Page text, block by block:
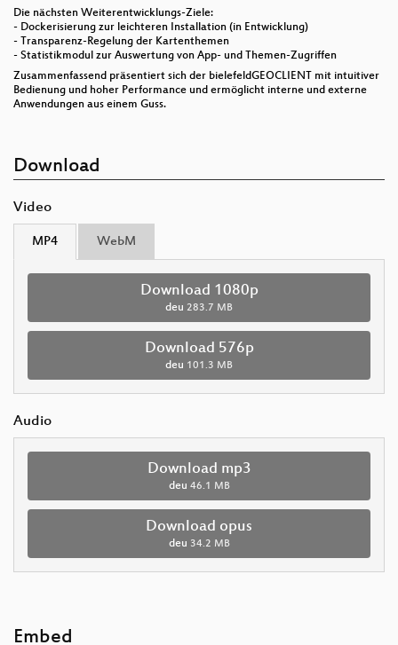
Die nächsten Weiterentwicklungs-Ziele:
- Dockerisierung zur leichteren Installation (in Entwicklung)
- Transparenz-Regelung der Kartenthemen
- Statistikmodul zur Auswertung von App- und Themen-Zugriffen
Zusammenfassend präsentiert sich der bielefeldGEOCLIENT mit intuitiver
Bedienung und hoher Performance und ermöglicht interne und externe
Anwendungen aus einem Guss.
Download
Video
MP4 WebM
Download 1080p
deu 283.7 MB
Download 576p
deu 101.3 MB
Audio
Download mp3
deu 46.1 MB
Download opus
deu 34.2 MB
Embed